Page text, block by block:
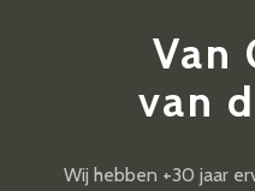
Van
van
Wij hebben +30 jaar